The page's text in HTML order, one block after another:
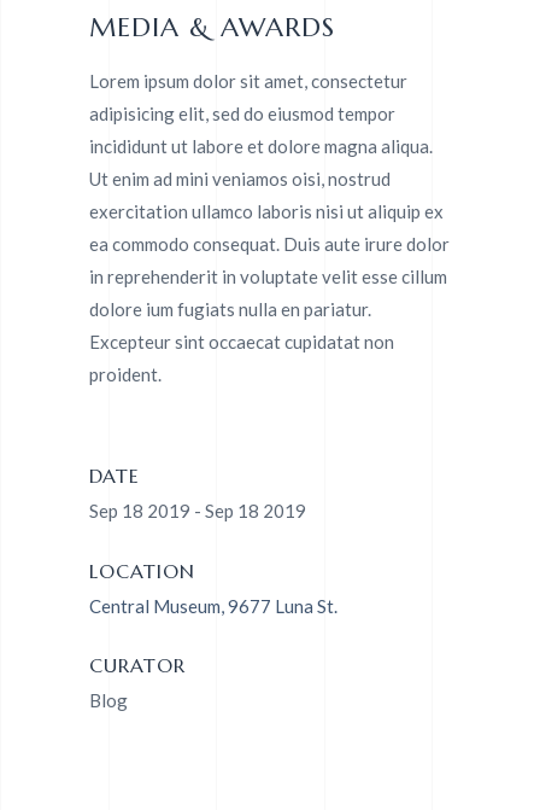
MEDIA & AWARDS
Lorem ipsum dolor sit amet, consectetur
adipisicing elit, sed do eiusmod tempor
incididunt ut labore et dolore magna aliqua.
Ut enim ad mini veniamos oisi, nostrud
exercitation ullamco laboris nisi ut aliquip ex
ea commodo consequat. Duis aute irure dolor
in reprehenderit in voluptate velit esse cillum
dolore ium fugiats nulla en pariatur.
Excepteur sint occaecat cupidatat non
proident.
DATE
Sep 18 2019 - Sep 18 2019
LOCATION
Central Museum, 9677 Luna St.
CURATOR
Blog